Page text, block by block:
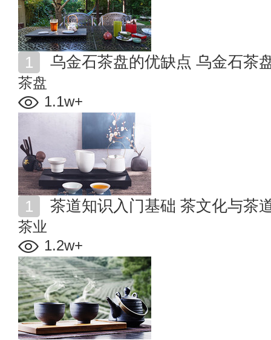
乌金石茶盘的优缺点 乌金石茶
茶盘
1.1w+
茶道知识入门基础 茶文化与茶
茶业
1.2w+